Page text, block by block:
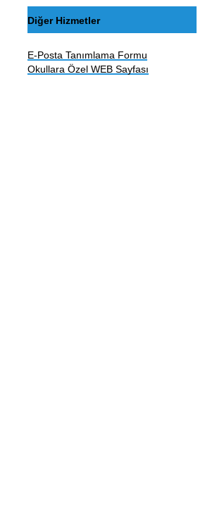
Diğer Hizmetler
E-Posta Tanımlama Formu
Okullara Özel WEB Sayfası